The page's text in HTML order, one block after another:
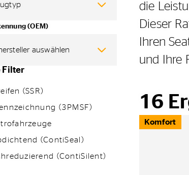
(OEM)
auswählen
Filter
(SSR)
(3PMSF)
(ContiSeal)
(ContiSilent)
die
Dieser
Ihren
und Ihre
16
Komfort